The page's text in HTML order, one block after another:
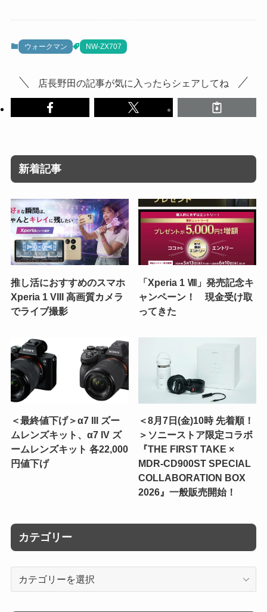
ウォークマン NW-ZX707
店長野田の記事が気に入ったらシェアしてね
新着記事
推し活におすすめのスマホ
Xperia 1 VIII 高画質カメラ
でライブ撮影
「Xperia 1 Ⅷ」発売記念キ
ャンペーン！ 現金受け取
ってきた
＜最終値下げ＞α7 III ズー
ムレンズキット、α7 IV ズ
ームレンズキット 各22,000
円値下げ
＜8月7日(金)10時 先着順！
＞ソニーストア限定コラボ
『THE FIRST TAKE ×
MDR-CD900ST SPECIAL
COLLABORATION BOX
2026』一般販売開始！
カテゴリー